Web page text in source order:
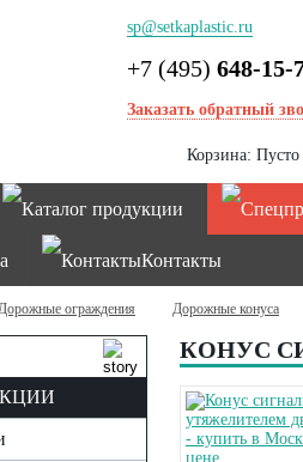
sp@setkaplastic.ru
+7 (495) 648-15-
Заказать обратный
Корзина: Пусто
Каталог продукции
Контакты
ограждения Дорожные конуса
КОНУС